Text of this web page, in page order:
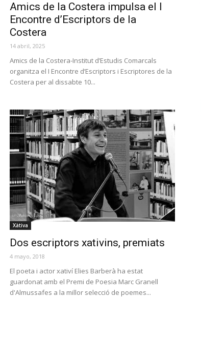
Amics de la Costera impulsa el I
Encontre d’Escriptors de la
Costera
14 abril, 2025
Amics de la Costera-Institut d’Estudis Comarcals
organitza el I Encontre d’Escriptors i Escriptores de la
Costera per al dissabte 10...
Xàtiva
Dos escriptors xativins, premiats
4 mayo, 2018
El poeta i actor xativí Elies Barberà ha estat
guardonat amb el Premi de Poesia Marc Granell
d'Almussafes a la millor selecció de poemes...